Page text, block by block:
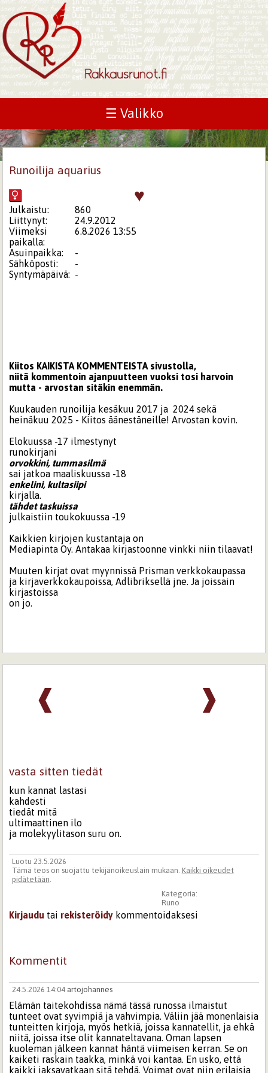
☰ Valikko
Runoilija aquarius
♥
Julkaistu:
860
Liittynyt:
24.9.2012
Viimeksi
paikalla:
6.8.2026 13:55
Asuinpaikka:
-
Sähköposti:
-
Syntymäpäivä: -
Kiitos KAIKISTA KOMMENTEISTA sivustolla,
niitä kommentoin ajanpuutteen vuoksi tosi harvoin
mutta - arvostan sitäkin enemmän.
Kuukauden runoilija kesäkuu 2017 ja 2024 sekä
heinäkuu 2025 - Kiitos äänestäneille! Arvostan kovin.
Elokuussa -17 ilmestynyt
runokirjani
orvokkini, tummasilmä
sai jatkoa maaliskuussa -18
enkelini, kultasiipi
kirjalla.
tähdet taskuissa
julkaistiin toukokuussa -19
Kaikkien kirjojen kustantaja on
Mediapinta Oy. Antakaa kirjastoonne vinkki niin tilaavat!
Muuten kirjat ovat myynnissä Prisman verkkokaupassa
ja kirjaverkkokaupoissa, Adlibriksellä jne. Ja joissain
kirjastoissa
on jo.
❱
❰
vasta sitten tiedät
kun kannat lastasi
kahdesti
tiedät mitä
ultimaattinen ilo
ja molekyylitason suru on.
Luotu 23.5.2026
Tämä teos on suojattu tekijänoikeuslain mukaan. Kaikki oikeudet
pidätetään.
Kategoria:
Runo
Kirjaudu tai rekisteröidy kommentoidaksesi
Kommentit
24.5.2026 14:04 artojohannes
Elämän taitekohdissa nämä tässä runossa ilmaistut
tunteet ovat syvimpiä ja vahvimpia. Väliin jää monenlaisia
tunteitten kirjoja, myös hetkiä, joissa kannatellit, ja ehkä
niitä, joissa itse olit kannateltavana. Oman lapsen
kuoleman jälkeen kannat häntä viimeisen kerran. Se on
kaiketi raskain taakka, minkä voi kantaa. En usko, että
kaikki jaksavatkaan sitä tehdä. Voimat ovat niin erilaisia